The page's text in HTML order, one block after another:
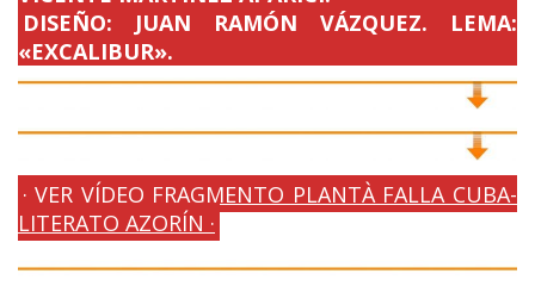
DISEÑO: JUAN RAMÓN VÁZQUEZ. LEMA:
«EXCALIBUR».
· VER VÍDEO FRAGMENTO PLANTÀ FALLA CUBA-
LITERATO AZORÍN ·